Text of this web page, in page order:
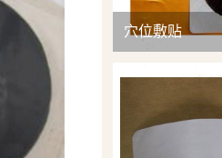
穴位敷贴